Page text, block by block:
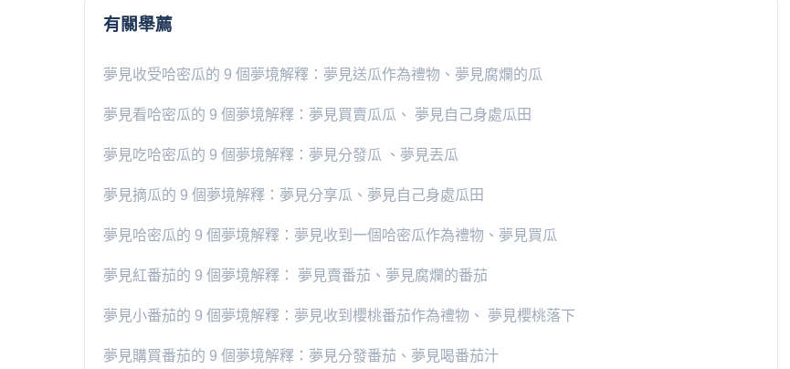
有關舉薦
夢見收受哈密瓜的 9 個夢境解釋：夢見送瓜作為禮物、夢見腐爛的瓜
夢見看哈密瓜的 9 個夢境解釋：夢見買賣瓜瓜、 夢見自己身處瓜田
夢見吃哈密瓜的 9 個夢境解釋：夢見分發瓜 、夢見丟瓜
夢見摘瓜的 9 個夢境解釋：夢見分享瓜、夢見自己身處瓜田
夢見哈密瓜的 9 個夢境解釋：夢見收到一個哈密瓜作為禮物、夢見買瓜
夢見紅番茄的 9 個夢境解釋： 夢見賣番茄、夢見腐爛的番茄
​夢見小番茄的 9 個夢境解釋：夢見收到櫻桃番茄作為禮物、 夢見櫻桃落下
夢見購買番茄的 9 個夢境解釋：夢見分發番茄、夢見喝番茄汁